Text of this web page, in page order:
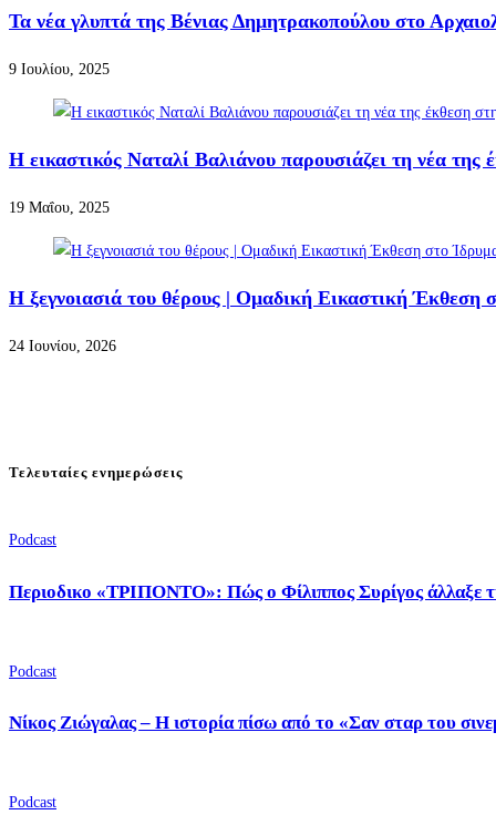
Τα νέα γλυπτά της Βένιας Δημητρακοπούλου στο
9 Ιουλίου, 2025
Η εικαστικός Ναταλί Βαλιάνου παρουσιάζει τη νέα
19 Μαΐου, 2025
Η ξεγνοιασιά του θέρους | Ομαδική Εικαστική Έκθεση
24 Ιουνίου, 2026
Τελευταίες ενημερώσεις
Podcast
Περιοδικο «ΤΡΙΠΟΝΤΟ»: Πώς ο Φίλιππος Συρίγος άλλαξε
Podcast
Νίκος Ζιώγαλας – Η ιστορία πίσω από το «Σαν σταρ του
Podcast